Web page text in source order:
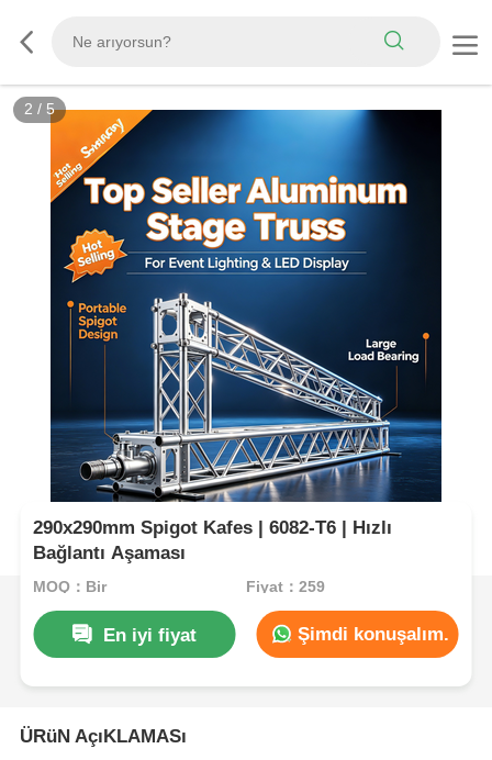
2 / 5
290x290mm Spigot Kafes | 6082-T6 | Hızlı
Bağlantı Aşaması
MOQ：Bir Fiyat：259
En iyi fiyat Şimdi konuşalım.
ÜRüN AçıKLAMASı